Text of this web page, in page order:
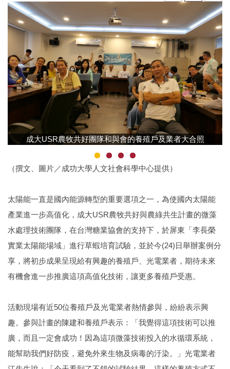
成大USR農牧共好團隊和與會的養殖戶及業者大合照
（撰文、圖片／成功大學人文社會科學中心提供）
太陽能一直是國內能源轉型的重要選項之一，為使國內太陽能
產業進一步高值化，成大USR農牧共好與農綠共生計畫的微藻
水處理技術團隊，在台灣糖業協會的支持下，於屏東「李長榮
實業太陽能場域」進行草蝦培育試驗，並於今(24)日舉辦案例分
享，將初步成果呈現給有興趣的養殖戶、光電業者，期待未來
有機會進一步推廣這項高值化技術，讓更多養殖戶受惠。
活動現場有近50位養殖戶及光電業者熱情參與，紛紛表示興
趣。參與計畫的陳建和養殖戶表示：「我覺得這項技術可以推
廣，而且一定會成功！因為這項微藻技術投入的水循環系統，
能幫助我們好防疫，避免外來生物及病毒的汙染。」光電業者